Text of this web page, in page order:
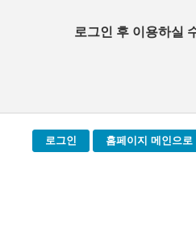
로그인 후 이용하실
로그인 홈페이지 메인으로